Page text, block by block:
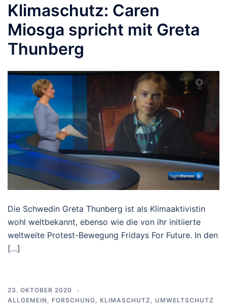
Klimaschutz: Caren
Miosga spricht mit Greta
Thunberg
Die Schwedin Greta Thunberg ist als Klimaaktivistin
wohl weltbekannt, ebenso wie die von ihr initiierte
weltweite Protest-Bewegung Fridays For Future. In den
[…]
23. OKTOBER 2020
ALLGEMEIN , FORSCHUNG, KLIMASCHUTZ , UMWELTSCHUTZ